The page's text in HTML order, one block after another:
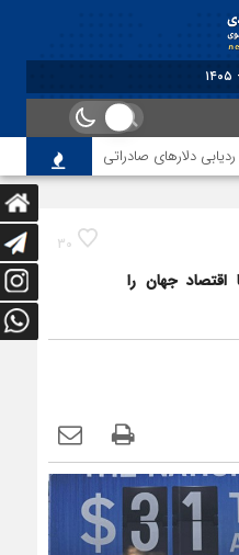
دلارهای صادراتی از اصلاح
30
اقتصاد جهان را